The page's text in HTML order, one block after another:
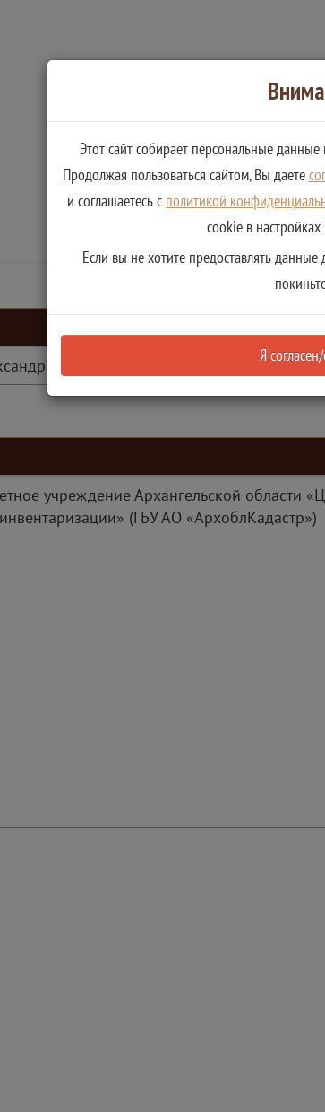
учреждение Архангельской области
(ГБУ АО «АрхоблКадастр»)
Этот сайт собирает персональные
Продолжая пользоваться сайтом, Вы даете
и соглашаетесь с политикой
cookie в
Если вы не хотите предоставлять
Я